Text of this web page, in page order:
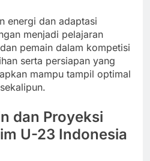
energi dan adaptasi
menjadi pelajaran
pemain dalam kompetisi
serta persiapan yang
mampu tampil optimal
dan Proyeksi
U-23 Indonesia